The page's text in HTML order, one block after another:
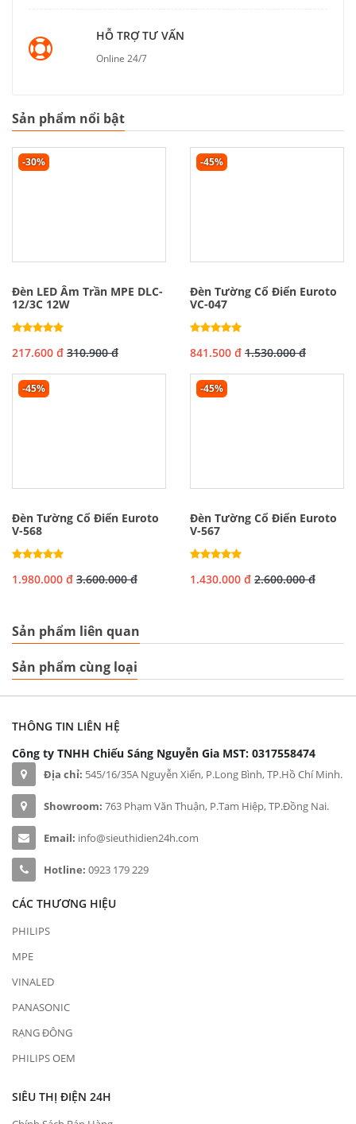
HỖ TRỢ TƯ VẤN
Online 24/7
Sản phẩm nổi bật
-30%
Đèn LED Âm Trần MPE DLC-
12/3C 12W
217.600 đ 310.900 đ
-45%
Đèn Tường Cổ Điển Euroto
VC-047
841.500 đ 1.530.000 đ
-45%
Đèn Tường Cổ Điển Euroto
V-568
1.980.000 đ 3.600.000 đ
-45%
Đèn Tường Cổ Điển Euroto
V-567
1.430.000 đ 2.600.000 đ
Sản phẩm liên quan
Sản phẩm cùng loại
THÔNG TIN LIÊN HỆ
Công ty TNHH Chiếu Sáng Nguyễn Gia MST: 0317558474
Địa chỉ: 545/16/35A Nguyễn Xiển, P.Long Bình, TP.Hồ Chí Minh.
Showroom: 763 Phạm Văn Thuận, P.Tam Hiệp, TP.Đồng Nai.
Email: info@sieuthidien24h.com
Hotline: 0923 179 229
CÁC THƯƠNG HIỆU
PHILIPS
MPE
VINALED
PANASONIC
RẠNG ĐÔNG
PHILIPS OEM
SIÊU THỊ ĐIỆN 24H